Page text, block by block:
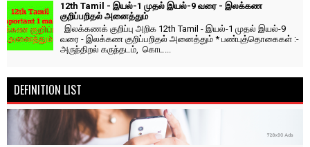
12th Tamil - இயல்-1 முதல் இயல்-9 வரை - இலக்கண
குறிப்பறிதல் அனைத்தும்
இலக்கணக் குறிப்பு அறிக 12th Tamil - இயல்-1 முதல் இயல்-9
வரை - இலக்கண குறிப்பறிதல் அனைத்தும் * பண்புத்தொகைகள் :-
அருந்திறல் கருந்தடம், கொட...
DEFINITION LIST